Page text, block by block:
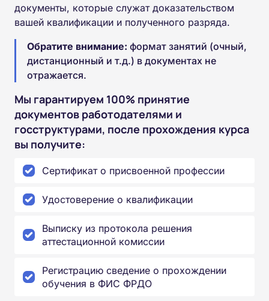
документы, которые служат доказательством
вашей квалификации и полученного разряда.
Обратите внимание: формат занятий (очный,
дистанционный и т.д.) в документах не
отражается.
Мы гарантируем 100% принятие
документов работодателями и
госструктурами, после прохождения курса
вы получите:
Сертификат о присвоенной профессии
Удостоверение о квалификации
Выписку из протокола решения
аттестационной комиссии
Регистрацию сведение о прохождении
обучения в ФИС ФРДО